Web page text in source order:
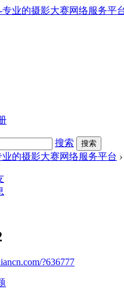
搜索 搜索
的摄影大赛网络服务平台 ›
?636777